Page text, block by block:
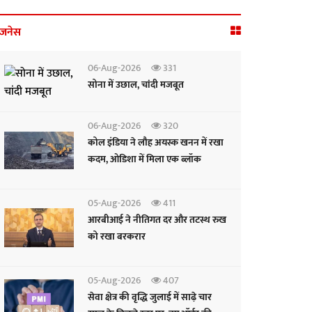
06-Aug-2026
331
सोना में उछाल, चांदी मजबूत
06-Aug-2026
320
कोल इंडिया ने लौह अयस्क खनन में रखा
कदम, ओडिशा में मिला एक ब्लॉक
05-Aug-2026
411
आरबीआई ने नीतिगत दर और तटस्थ रुख
को रखा बरकरार
05-Aug-2026
407
सेवा क्षेत्र की वृद्धि जुलाई में साढ़े चार